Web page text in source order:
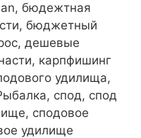
бюдежтная
бюджетный
дешевые
карпфишинг
удилища,
спод, спод
сподовое
удилище